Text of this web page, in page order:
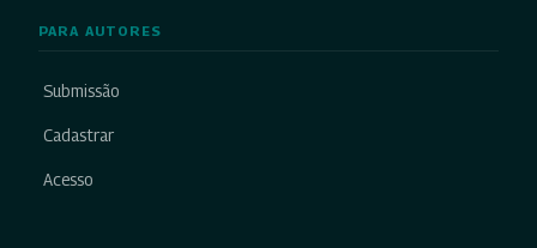
PARA AUTORES
Submissão
Cadastrar
Acesso